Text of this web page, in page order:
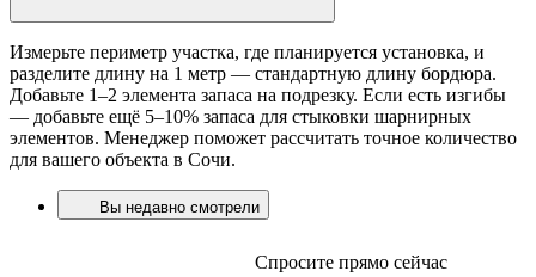
Измерьте периметр участка, где планируется установка, и
разделите длину на 1 метр — стандартную длину бордюра.
Добавьте 1–2 элемента запаса на подрезку. Если есть изгибы
— добавьте ещё 5–10% запаса для стыковки шарнирных
элементов. Менеджер поможет рассчитать точное количество
для вашего объекта в Сочи.
Вы недавно смотрели
Спросите прямо сейчас